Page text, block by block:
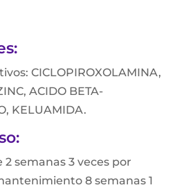
CICLOPIROXOLAMINA,
ACIDO BETA-
KELUAMIDA.
semanas 3 veces por
8 semanas 1